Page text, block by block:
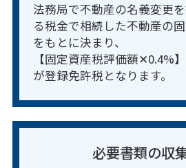
法務局で不動産の名義変更
る税金で相続した不動産の
をもとに決まり、
【固定資産税評価額✕0.4%】
が登録免許税となります。
必要書類の収